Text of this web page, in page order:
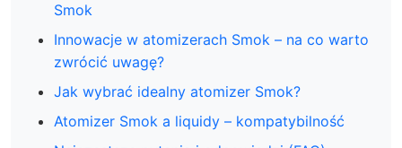
Smok
Innowacje w atomizerach Smok – na co warto
zwrócić uwagę?
Jak wybrać idealny atomizer Smok?
Atomizer Smok a liquidy – kompatybilność